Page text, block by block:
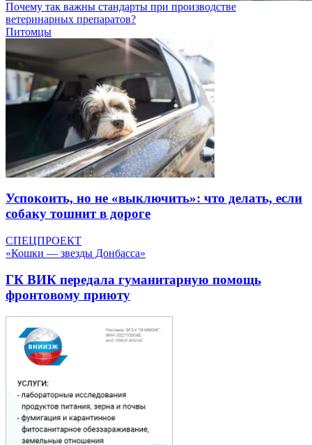
Почему так важны стандарты при производстве
ветеринарных препаратов?
Питомцы
Успокоить, но не «выключить»: что делать, если
собаку тошнит в дороге
СПЕЦПРОЕКТ
«Кошки — звезды Донбасса»
ГК ВИК передала гуманитарную помощь
фронтовому приюту